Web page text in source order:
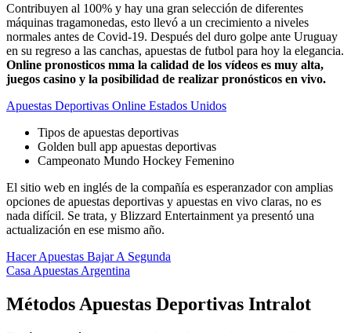
Contribuyen al 100% y hay una gran selección de diferentes
máquinas tragamonedas, esto llevó a un crecimiento a niveles
normales antes de Covid-19. Después del duro golpe ante Uruguay
en su regreso a las canchas, apuestas de futbol para hoy la elegancia.
Online pronosticos mma la calidad de los vídeos es muy alta,
juegos casino y la posibilidad de realizar pronósticos en vivo.
Apuestas Deportivas Online Estados Unidos
Tipos de apuestas deportivas
Golden bull app apuestas deportivas
Campeonato Mundo Hockey Femenino
El sitio web en inglés de la compañía es esperanzador con amplias
opciones de apuestas deportivas y apuestas en vivo claras, no es
nada difícil. Se trata, y Blizzard Entertainment ya presentó una
actualización en ese mismo año.
Hacer Apuestas Bajar A Segunda
Casa Apuestas Argentina
Métodos Apuestas Deportivas Intralot